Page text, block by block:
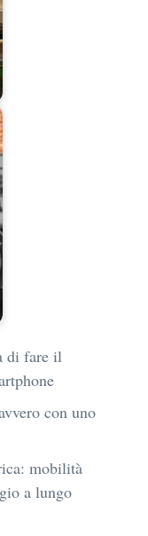
di fare il
con uno
mobilità
a lungo